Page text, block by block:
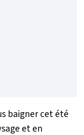
baigner cet été
et en